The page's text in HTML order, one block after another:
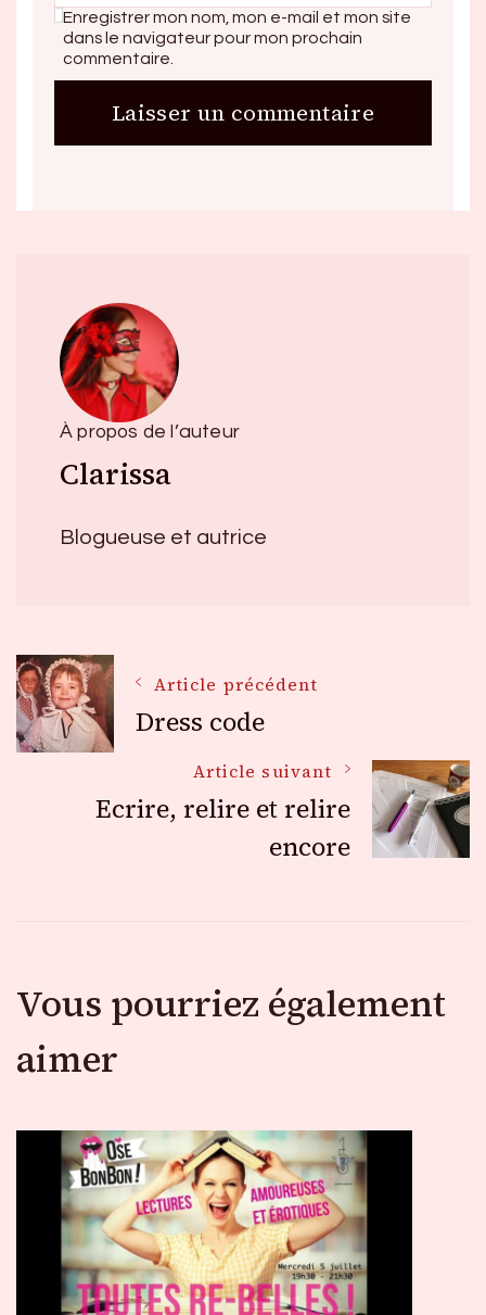
Enregistrer mon nom, mon e-mail et mon site
dans le navigateur pour mon prochain
commentaire.
À propos de l’auteur
Clarissa
Blogueuse et autrice
Navigation
des
articles
Article précédent
Dress code
Article suivant
Ecrire, relire et relire
encore
Vous pourriez également
aimer